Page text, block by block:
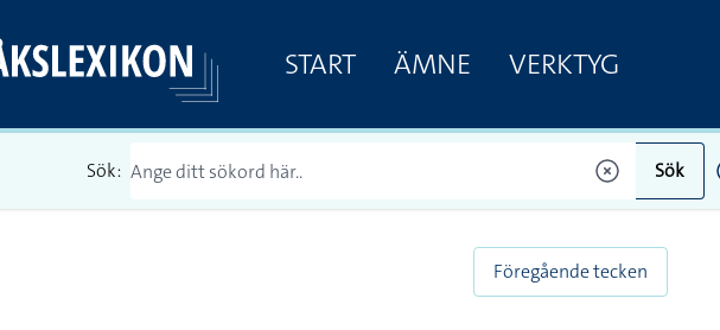
START ÄMNE VERKTYG
Sök: Sök
Föregående tecken